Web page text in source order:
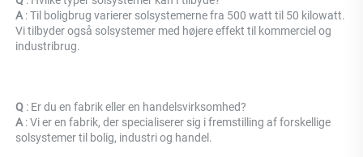
A : Til boligbrug varierer solsystemerne fra 500 watt til 50 kilowatt.
Vi tilbyder også solsystemer med højere effekt til kommerciel og
industribrug.
Q : Er du en fabrik eller en handelsvirksomhed?
A : Vi er en fabrik, der specialiserer sig i fremstilling af forskellige
solsystemer til bolig, industri og handel.